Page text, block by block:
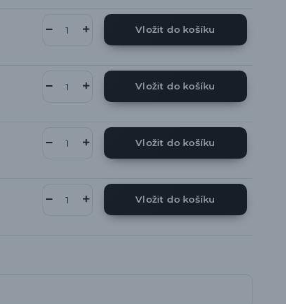
Vložit do košíku
Vložit do košíku
Vložit do košíku
Vložit do košíku